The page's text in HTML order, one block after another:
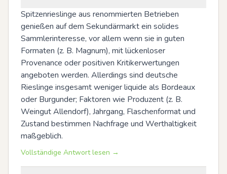
Spitzenrieslinge aus renommierten Betrieben
genießen auf dem Sekundärmarkt ein solides
Sammlerinteresse, vor allem wenn sie in guten
Formaten (z. B. Magnum), mit lückenloser
Provenance oder positiven Kritikerwertungen
angeboten werden. Allerdings sind deutsche
Rieslinge insgesamt weniger liquide als Bordeaux
oder Burgunder; Faktoren wie Produzent (z. B.
Weingut Allendorf), Jahrgang, Flaschenformat und
Zustand bestimmen Nachfrage und Werthaltigkeit
maßgeblich.
Vollständige Antwort lesen →